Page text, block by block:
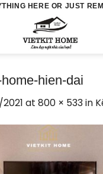
HERE OR JUST
hien-dai
at 800 × 533in